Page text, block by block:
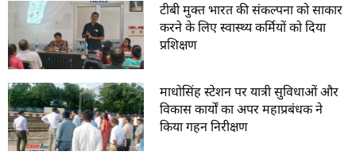
टीबी मुक्त भारत की संकल्पना को साकार
करने के लिए स्वास्थ्य कर्मियों को दिया
प्रशिक्षण
माधोसिंह स्टेशन पर यात्री सुविधाओं और
विकास कार्यों का अपर महाप्रबंधक ने
किया गहन निरीक्षण